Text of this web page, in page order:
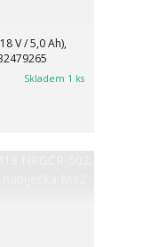
V / 5,0 Ah),
Skladem 1 ks